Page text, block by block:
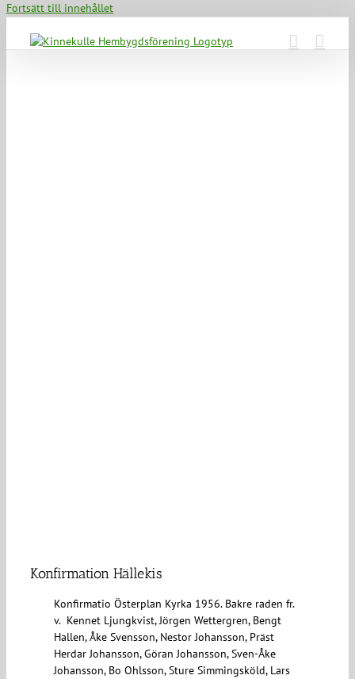
Fortsätt till innehållet
Konfirmation Hällekis
Konfirmatio Österplan Kyrka 1956. Bakre raden fr.
v. Kennet Ljungkvist, Jörgen Wettergren, Bengt
Hallen, Åke Svensson, Nestor Johansson, Präst
Herdar Johansson, Göran Johansson, Sven-Åke
Johansson, Bo Ohlsson, Sture Simmingsköld, Lars